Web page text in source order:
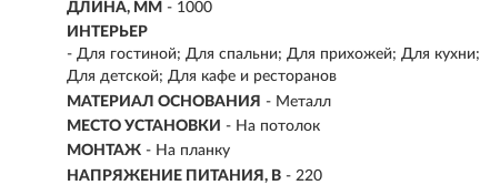
ДЛИНА, ММ - 1000
ИНТЕРЬЕР
- Для гостиной; Для спальни; Для прихожей; Для кухни;
Для детской; Для кафе и ресторанов
МАТЕРИАЛ ОСНОВАНИЯ - Металл
МЕСТО УСТАНОВКИ - На потолок
МОНТАЖ - На планку
НАПРЯЖЕНИЕ ПИТАНИЯ, В - 220